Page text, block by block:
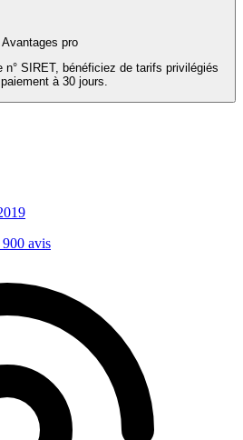
Avantages pro
n° SIRET, bénéficiez de tarifs privilégiés
à 30 jours.
avis